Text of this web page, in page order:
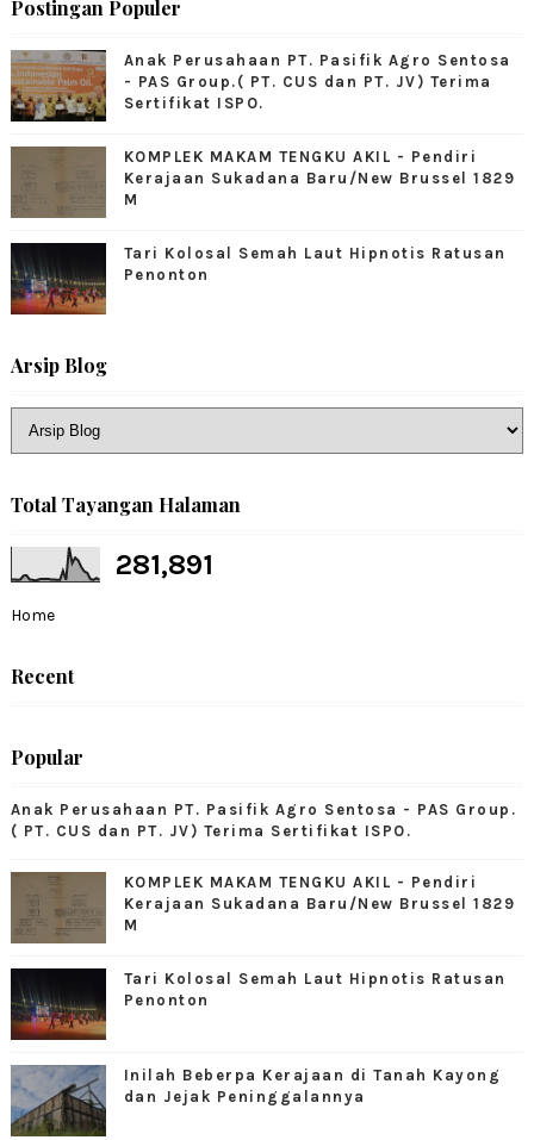
Postingan Populer
Anak Perusahaan PT. Pasifik Agro Sentosa
- PAS Group.( PT. CUS dan PT. JV) Terima
Sertifikat ISPO.
KOMPLEK MAKAM TENGKU AKIL - Pendiri
Kerajaan Sukadana Baru/New Brussel 1829
M
Tari Kolosal Semah Laut Hipnotis Ratusan
Penonton
Arsip Blog
Total Tayangan Halaman
281,891
Home
Recent
Popular
Anak Perusahaan PT. Pasifik Agro Sentosa - PAS Group.
( PT. CUS dan PT. JV) Terima Sertifikat ISPO.
KOMPLEK MAKAM TENGKU AKIL - Pendiri
Kerajaan Sukadana Baru/New Brussel 1829
M
Tari Kolosal Semah Laut Hipnotis Ratusan
Penonton
Inilah Beberpa Kerajaan di Tanah Kayong
dan Jejak Peninggalannya